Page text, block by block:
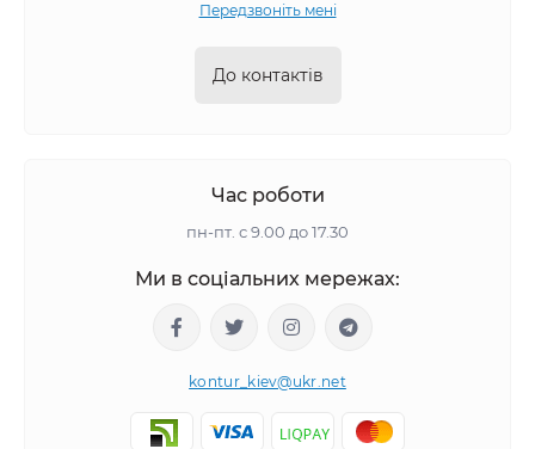
Передзвоніть мені
До контактів
Час роботи
пн-пт. с 9.00 до 17.30
Ми в соціальних мережах:
kontur_kiev@ukr.net